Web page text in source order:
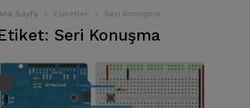
Sayfa Etiketler Seri Konuşma
Seri Konuşma